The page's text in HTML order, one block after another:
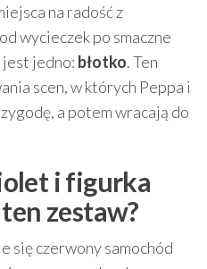
na radość z
wycieczek po smaczne
jedno: błotko. Ten
scen, w których Peppa i
a potem wracają do
i figurka
zestaw?
się czerwony samochód